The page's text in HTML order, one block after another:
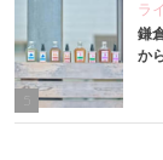
ラ
鎌
か